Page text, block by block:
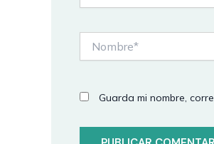
Guarda mi nombre,